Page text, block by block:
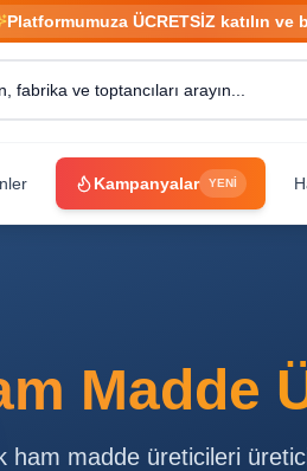
Platformumuza ÜCRETSİZ katılın ve
Kampanyalar YENİ
Madde
ham madde üreticileri